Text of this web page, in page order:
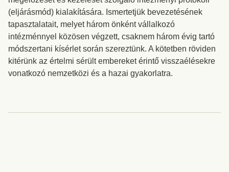
(eljárásmód) kialakítására. Ismertetjük bevezetésének
tapasztalatait, melyet három önként vállalkozó
intézménnyel közösen végzett, csaknem három évig tartó
módszertani kísérlet során szereztünk. A kötetben röviden
kitérünk az értelmi sérült embereket érintő visszaélésekre
vonatkozó nemzetközi és a hazai gyakorlatra.